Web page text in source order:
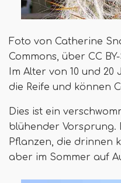
Foto von Catherine
Commons, über CC BY-
Im Alter von 10 und
die Reife und können
Dies ist ein
blühender Vorsprung.
Pflanzen, die drinnen
aber im Sommer auf